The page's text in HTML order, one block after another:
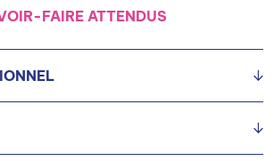
FAIRE ATTENDUS
marketing, commercialisation et